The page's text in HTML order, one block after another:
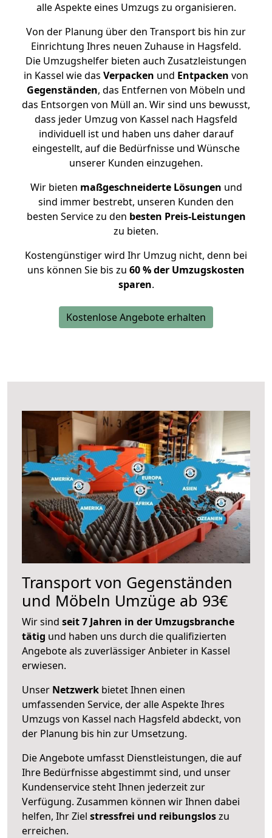
alle Aspekte eines Umzugs zu organisieren.
Von der Planung über den Transport bis hin zur
Einrichtung Ihres neuen Zuhause in Hagsfeld.
Die Umzugshelfer bieten auch Zusatzleistungen
in Kassel wie das Verpacken und Entpacken von
Gegenständen, das Entfernen von Möbeln und
das Entsorgen von Müll an. Wir sind uns bewusst,
dass jeder Umzug von Kassel nach Hagsfeld
individuell ist und haben uns daher darauf
eingestellt, auf die Bedürfnisse und Wünsche
unserer Kunden einzugehen.
Wir bieten maßgeschneiderte Lösungen und
sind immer bestrebt, unseren Kunden den
besten Service zu den besten Preis-Leistungen
zu bieten.
Kostengünstiger wird Ihr Umzug nicht, denn bei
uns können Sie bis zu 60 % der Umzugskosten
sparen.
Kostenlose Angebote erhalten
Transport von Gegenständen
und Möbeln Umzüge ab 93€
Wir sind seit 7 Jahren in der Umzugsbranche
tätig und haben uns durch die qualifizierten
Angebote als zuverlässiger Anbieter in Kassel
erwiesen.
Unser Netzwerk bietet Ihnen einen
umfassenden Service, der alle Aspekte Ihres
Umzugs von Kassel nach Hagsfeld abdeckt, von
der Planung bis hin zur Umsetzung.
Die Angebote umfasst Dienstleistungen, die auf
Ihre Bedürfnisse abgestimmt sind, und unser
Kundenservice steht Ihnen jederzeit zur
Verfügung. Zusammen können wir Ihnen dabei
helfen, Ihr Ziel stressfrei und reibungsloszu
erreichen.